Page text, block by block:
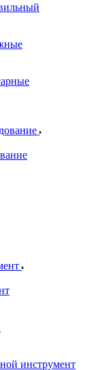
инструмент